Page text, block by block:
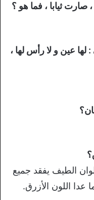
صارت ثيابا ، فما هو ؟
عين و لا رأس لها ،
الطيف يفقد جميع
عدا اللون الأزرق.